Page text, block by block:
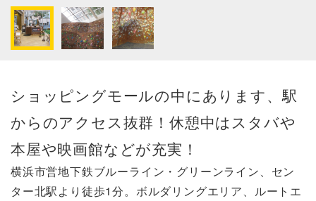
ショッピングモールの中にあります、駅
からのアクセス抜群！休憩中はスタバや
本屋や映画館などが充実！
横浜市営地下鉄ブルーライン・グリーンライン、セン
ター北駅より徒歩1分。ボルダリングエリア、ルートエ